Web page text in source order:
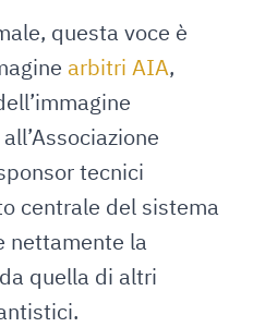
questa voce è
arbitri AIA,
tecnici
centrale del sistema
nettamente la
quella di altri